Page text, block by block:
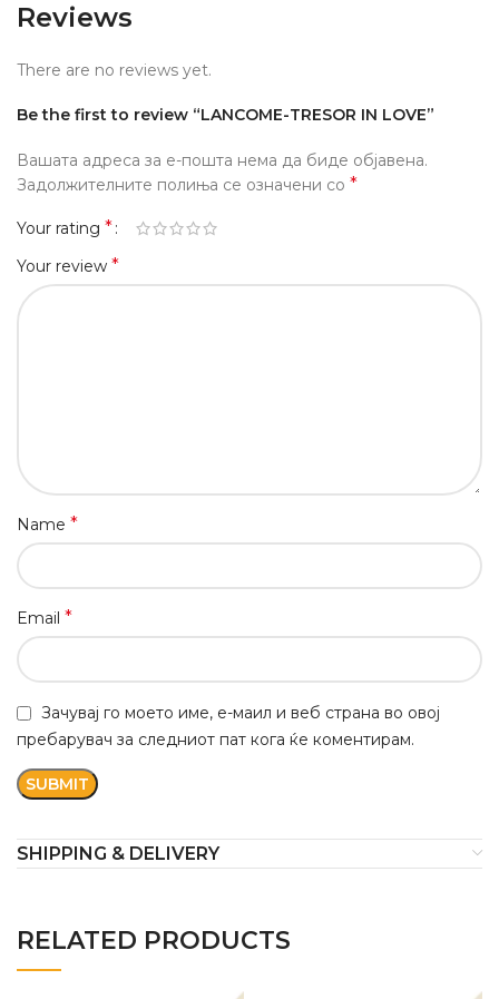
Reviews
There are no reviews yet.
Be the first to review “LANCOME-TRESOR IN LOVE”
Вашата адреса за е-пошта нема да биде објавена.
Задолжителните полиња се означени со *
Your rating *
Your review *
Name *
Email *
Зачувај го моето име, е-маил и веб страна во овој
пребарувач за следниот пат кога ќе коментирам.
SHIPPING & DELIVERY
RELATED PRODUCTS